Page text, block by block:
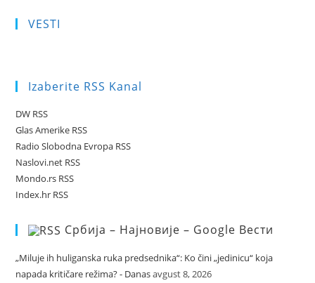
VESTI
Izaberite RSS Kanal
DW RSS
Glas Amerike RSS
Radio Slobodna Evropa RSS
Naslovi.net RSS
Mondo.rs RSS
Index.hr RSS
Србија – Најновије – Google Вести
„Miluje ih huliganska ruka predsednika“: Ko čini „jedinicu“ koja
napada kritičare režima? - Danasavgust 8, 2026